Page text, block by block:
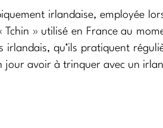
irlandaise, employée
» utilisé en France au
qu’ils pratiquent
jour avoir à trinquer avec un